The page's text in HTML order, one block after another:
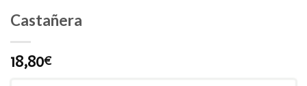
Castañera
18,80€